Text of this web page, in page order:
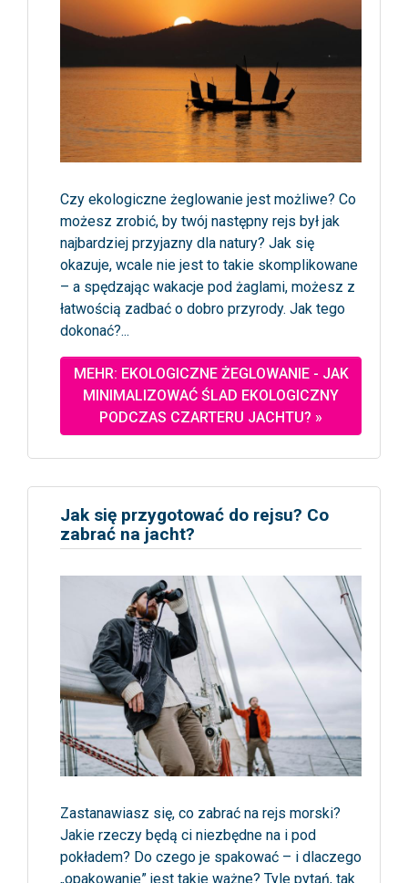
Czy ekologiczne żeglowanie jest możliwe? Co
możesz zrobić, by twój następny rejs był jak
najbardziej przyjazny dla natury? Jak się
okazuje, wcale nie jest to takie skomplikowane
– a spędzając wakacje pod żaglami, możesz z
łatwością zadbać o dobro przyrody. Jak tego
dokonać?...
MEHR: EKOLOGICZNE ŻEGLOWANIE - JAK
MINIMALIZOWAĆ ŚLAD EKOLOGICZNY
PODCZAS CZARTERU JACHTU? »
Jak się przygotować do rejsu? Co
zabrać na jacht?
Zastanawiasz się, co zabrać na rejs morski?
Jakie rzeczy będą ci niezbędne na i pod
pokładem? Do czego je spakować – i dlaczego
„opakowanie” jest takie ważne? Tyle pytań, tak